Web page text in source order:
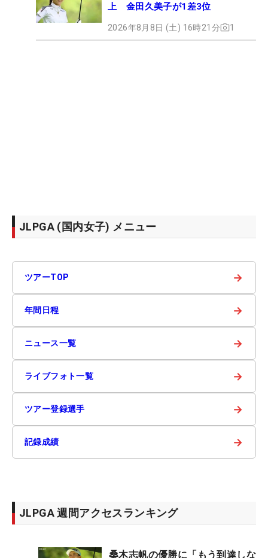
上 金田久美子が1差3位
2026年8月8日 (土) 16時21分 1
JLPGA (国内女子) メニュー
ツアーTOP →
年間日程 →
ニュース一覧 →
ライブフォト一覧 →
ツアー登録選手 →
記録成績 →
JLPGA 週間アクセスランキング
桑木志帆の優勝に「もう到達しな